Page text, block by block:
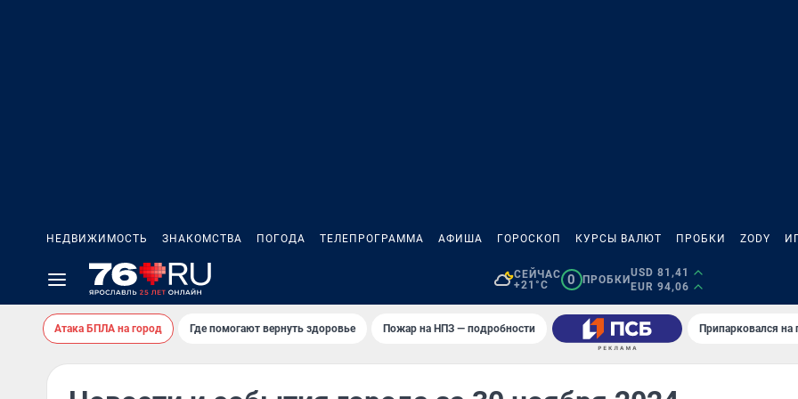
НЕДВИЖИМОСТЬ ЗНАКОМСТВА ПОГОДА ТЕЛЕПРОГРАММА АФИША ГОРОСКОП КУРСЫ ВАЛЮТ ПРОБКИ ZODY
СЕЙЧАС
+21°C
0 ПРОБКИ
USD 81,41
EUR 94,06
Атака БПЛА на город Где помогают вернуть здоровье Пожар на НПЗ — подробности Припарковался на